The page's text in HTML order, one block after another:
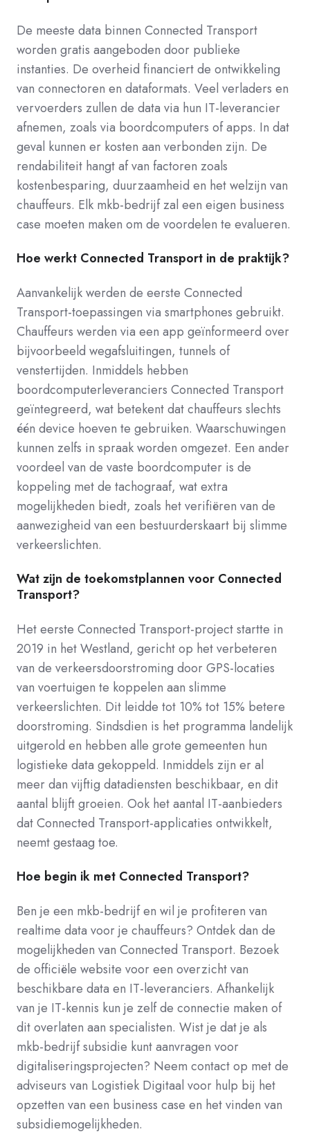
De meeste data binnen Connected Transport
worden gratis aangeboden door publieke
instanties. De overheid financiert de ontwikkeling
van connectoren en dataformats. Veel verladers en
vervoerders zullen de data via hun IT-leverancier
afnemen, zoals via boordcomputers of apps. In dat
geval kunnen er kosten aan verbonden zijn. De
rendabiliteit hangt af van factoren zoals
kostenbesparing, duurzaamheid en het welzijn van
chauffeurs. Elk mkb-bedrijf zal een eigen business
case moeten maken om de voordelen te evalueren.
Hoe werkt Connected Transport in de praktijk?
Aanvankelijk werden de eerste Connected
Transport-toepassingen via smartphones gebruikt.
Chauffeurs werden via een app geïnformeerd over
bijvoorbeeld wegafsluitingen, tunnels of
venstertijden. Inmiddels hebben
boordcomputerleveranciers Connected Transport
geïntegreerd, wat betekent dat chauffeurs slechts
één device hoeven te gebruiken. Waarschuwingen
kunnen zelfs in spraak worden omgezet. Een ander
voordeel van de vaste boordcomputer is de
koppeling met de tachograaf, wat extra
mogelijkheden biedt, zoals het verifiëren van de
aanwezigheid van een bestuurderskaart bij slimme
verkeerslichten.
Wat zijn de toekomstplannen voor Connected
Transport?
Het eerste Connected Transport-project startte in
2019 in het Westland, gericht op het verbeteren
van de verkeersdoorstroming door GPS-locaties
van voertuigen te koppelen aan slimme
verkeerslichten. Dit leidde tot 10% tot 15% betere
doorstroming. Sindsdien is het programma landelijk
uitgerold en hebben alle grote gemeenten hun
logistieke data gekoppeld. Inmiddels zijn er al
meer dan vijftig datadiensten beschikbaar, en dit
aantal blijft groeien. Ook het aantal IT-aanbieders
dat Connected Transport-applicaties ontwikkelt,
neemt gestaag toe.
Hoe begin ik met Connected Transport?
Ben je een mkb-bedrijf en wil je profiteren van
realtime data voor je chauffeurs? Ontdek dan de
mogelijkheden van Connected Transport. Bezoek
de officiële website voor een overzicht van
beschikbare data en IT-leveranciers. Afhankelijk
van je IT-kennis kun je zelf de connectie maken of
dit overlaten aan specialisten. Wist je dat je als
mkb-bedrijf subsidie kunt aanvragen voor
digitaliseringsprojecten? Neem contact op met de
adviseurs van Logistiek Digitaal voor hulp bij het
opzetten van een business case en het vinden van
subsidiemogelijkheden.